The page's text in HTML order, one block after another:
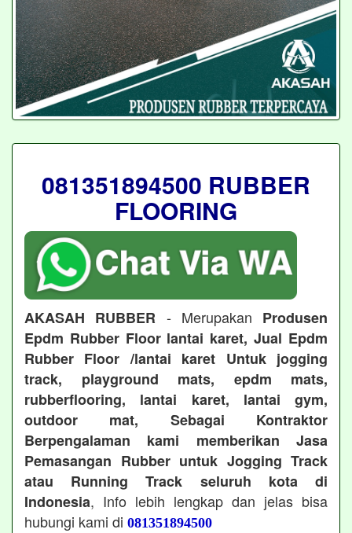
081351894500 RUBBER
FLOORING
AKASAH RUBBER - Merupakan Produsen
Epdm Rubber Floor lantai karet, Jual Epdm
Rubber Floor /lantai karet Untuk jogging
track, playground mats, epdm mats,
rubberflooring, lantai karet, lantai gym,
outdoor mat, Sebagai Kontraktor
Berpengalaman kami memberikan Jasa
Pemasangan Rubber untuk Jogging Track
atau Running Track seluruh kota di
Indonesia, Info lebih lengkap dan jelas bisa
hubungi kami di 081351894500